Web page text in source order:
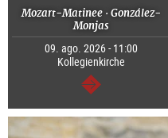
Mozart-Matinee · González-
Monjas
09. ago. 2026 - 11:00
Kollegienkirche
continuar